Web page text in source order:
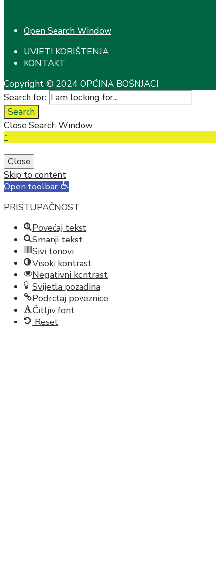
Open Search Window
UVJETI KORIŠTENJA
KONTAKT
Copyright © 2024 OPĆINA BOŠNJACI
Search for:
Search
Close Search Window
↑
Close
Skip to content
Open toolbar
PRISTUPAČNOST
Povećaj tekst
Smanji tekst
Sivi tonovi
Visoki kontrast
Negativni kontrast
Svijetla pozadina
Podrctaj poveznice
Čitljiv font
Reset